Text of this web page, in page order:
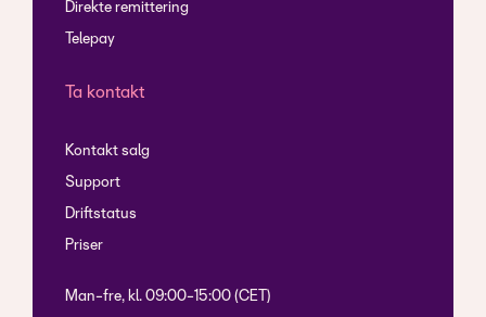
Direkte remittering
Telepay
Ta kontakt
Kontakt salg
Support
Driftstatus
Priser
Man-fre, kl. 09:00-15:00 (CET)